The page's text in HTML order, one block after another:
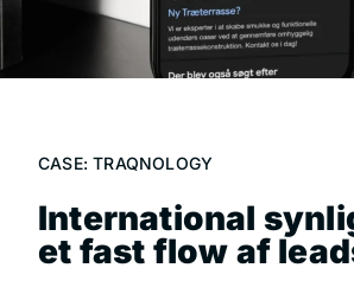
CASE: TRAQNOLOGY
International
et fast flow af